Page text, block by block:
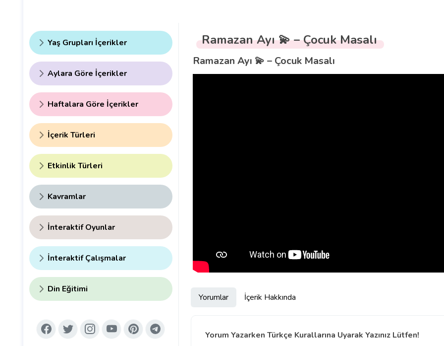
Yaş Grupları İçerikler
Aylara Göre İçerikler
Haftalara Göre İçerikler
İçerik Türleri
Etkinlik Türleri
Kavramlar
İnteraktif Oyunlar
İnteraktif Çalışmalar
Din Eğitimi
Ramazan Ayı 💫 – Çocuk Masalı
Ramazan Ayı 💫 – Çocuk Masalı
Yorumlar İçerik Hakkında
Yorum Yazarken Türkçe Kurallarına Uyarak Yazınız Lütfen!